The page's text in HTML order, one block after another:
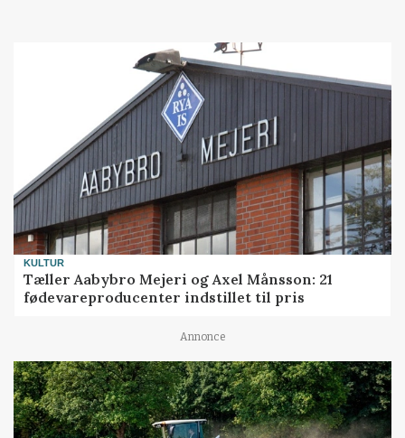
KULTUR
Tæller Aabybro Mejeri og Axel Månsson: 21
fødevareproducenter indstillet til pris
Annonce